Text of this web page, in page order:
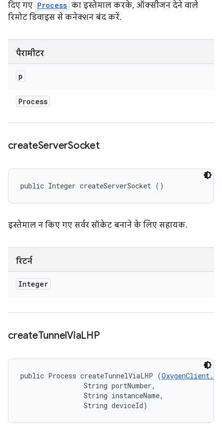
दिए गए Process का इस्तेमाल करके, ऑक्सीजन देने वाले
रिमोट डिवाइस से कनेक्शन बंद करें.
पैरामीटर
p
Process
createServerSocket
public Integer createServerSocket ()
इस्तेमाल न किए गए सर्वर सॉकेट बनाने के लिए सहायक.
रिटर्न
Integer
createTunnelViaLHP
public Process createTunnelViaLHP (
                String portNumber,
                String instanceName,
                String deviceId)